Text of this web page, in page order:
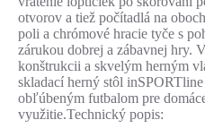
otvorov a tiež počítadlá na
poli a chrómové hracie tyče s
zárukou dobrej a zábavnej hry.
konštrukcii a skvelým herným
skladací herný stôl
obľúbeným futbalom pre
využitie.Technický popis: